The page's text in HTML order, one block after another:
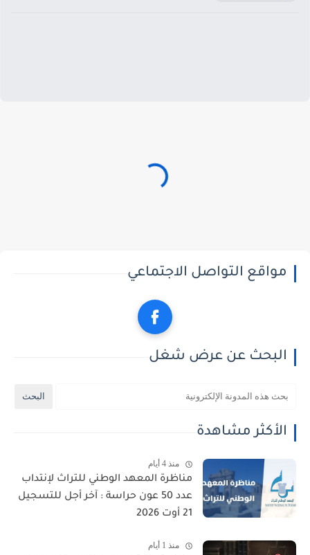
مواقع التواصل الاجتماعي
البحث عن عرض شغل
الأكثر مشاهدة
منذ 4 أيام
مناظرة المعهد الوطني للتراث لإنتداب
عدد 50 عون حراسة : آخر أجل للتسجيل
21 أوت 2026
منذ 1 أيام